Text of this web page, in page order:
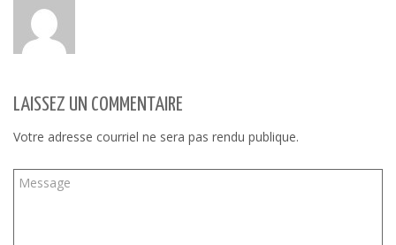
LAISSEZ UN COMMENTAIRE
Votre adresse courriel ne sera pas rendu publique.